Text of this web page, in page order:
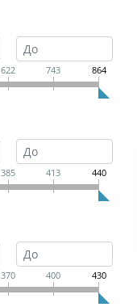
622 743 864
385 413 440
370 400 430